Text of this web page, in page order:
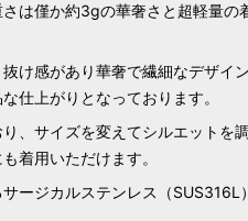
は僅か約3gの華奢さと超軽量の
け感があり華奢で繊細なデザイ
仕上がりとなっております。
、サイズを変えてシルエットを
着用いただけます。
ージカルステンレス（SUS316L